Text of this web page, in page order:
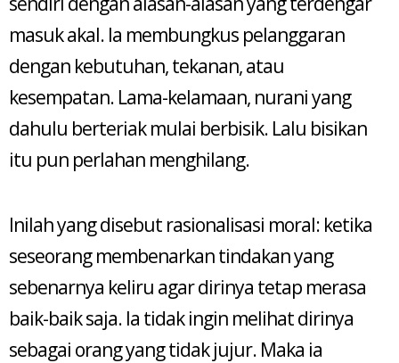
masuk akal. Ia membungkus pelanggaran
dengan kebutuhan, tekanan, atau
kesempatan. Lama-kelamaan, nurani yang
dahulu berteriak mulai berbisik. Lalu bisikan
itu pun perlahan menghilang.
Inilah yang disebut rasionalisasi moral: ketika
seseorang membenarkan tindakan yang
sebenarnya keliru agar dirinya tetap merasa
baik-baik saja. Ia tidak ingin melihat dirinya
sebagai orang yang tidak jujur. Maka ia